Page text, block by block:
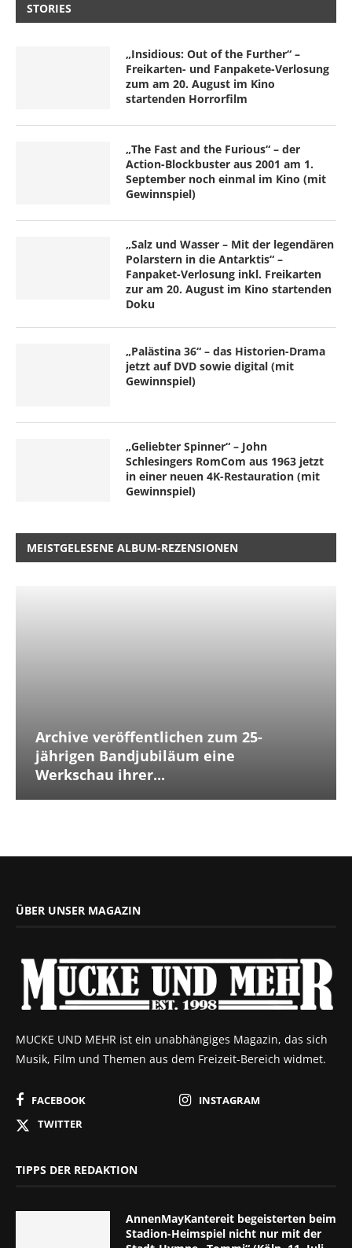
STORIES
„Insidious: Out of the Further“ –
Freikarten- und Fanpakete-Verlosung
zum am 20. August im Kino
startenden Horrorfilm
„The Fast and the Furious“ – der
Action-Blockbuster aus 2001 am 1.
September noch einmal im Kino (mit
Gewinnspiel)
„Salz und Wasser – Mit der legendären
Polarstern in die Antarktis“ –
Fanpaket-Verlosung inkl. Freikarten
zur am 20. August im Kino startenden
Doku
„Palästina 36“ – das Historien-Drama
jetzt auf DVD sowie digital (mit
Gewinnspiel)
„Geliebter Spinner“ – John
Schlesingers RomCom aus 1963 jetzt
in einer neuen 4K-Restauration (mit
Gewinnspiel)
MEISTGELESENE ALBUM-REZENSIONEN
Archive veröffentlichen zum 25-
jährigen Bandjubiläum eine
Werkschau ihrer...
ÜBER UNSER MAGAZIN
MUCKE UND MEHR ist ein unabhängiges Magazin, das sich
Musik, Film und Themen aus dem Freizeit-Bereich widmet.
FACEBOOK
INSTAGRAM
TWITTER
TIPPS DER REDAKTION
AnnenMayKantereit begeisterten beim
Stadion-Heimspiel nicht nur mit der